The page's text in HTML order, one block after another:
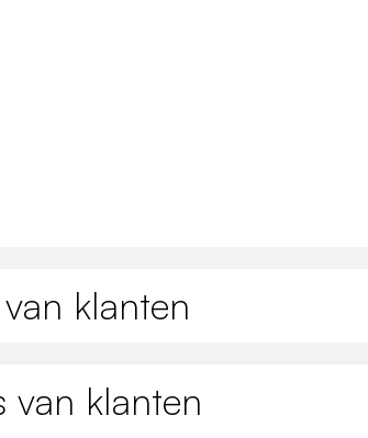
klanten
van klanten